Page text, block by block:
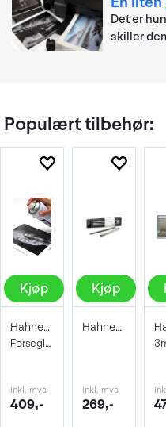
Det er
skiller
Populært tilbehør:
Kjøp
Hahnemühle Protective Spray 400ml
Forseglende og beskyttene lakk
inkl. mva
409,-
Kjøp
Hahnemühle Signing Pen Duo
inkl. mva
269,-